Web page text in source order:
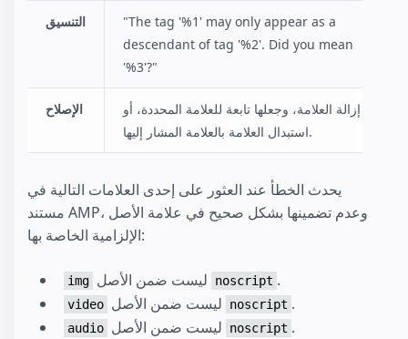
التنسيق
"The tag '%1' may only appear as a
descendant of tag '%2'. Did you mean
'%3'?"
الإصلاح
إزالة العلامة، وجعلها تابعة للعلامة المحددة، أو
استبدال العلامة بالعلامة المشار إليها.
يحدث الخطأ عند العثور على إحدى العلامات التالية في
مستند AMP، وعدم تضمينها بشكل صحيح في علامة الأصل
الإلزامية الخاصة بها:
img noscript .
video noscript .
audio noscript .